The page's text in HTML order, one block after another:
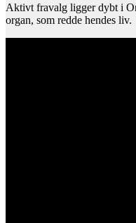
Aktivt fravalg ligger dybt i
organ, som redde hendes liv.